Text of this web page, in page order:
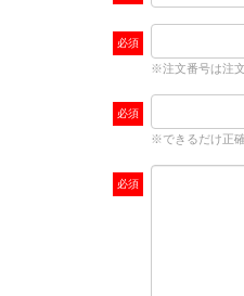
※注文番号は注
※できるだけ正